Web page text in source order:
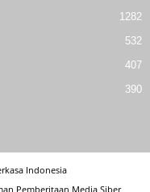
1282
532
407
390
Indonesia
Pemberitaan Media Siber